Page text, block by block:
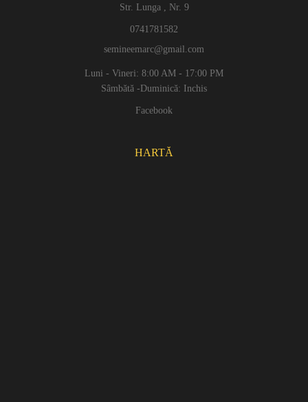
Str. Lunga , Nr. 9
0741781582
semineemarc@gmail.com
Luni - Vineri: 8:00 AM - 17:00 PM
Sâmbătă -Duminică: Inchis
Facebook
HARTĂ